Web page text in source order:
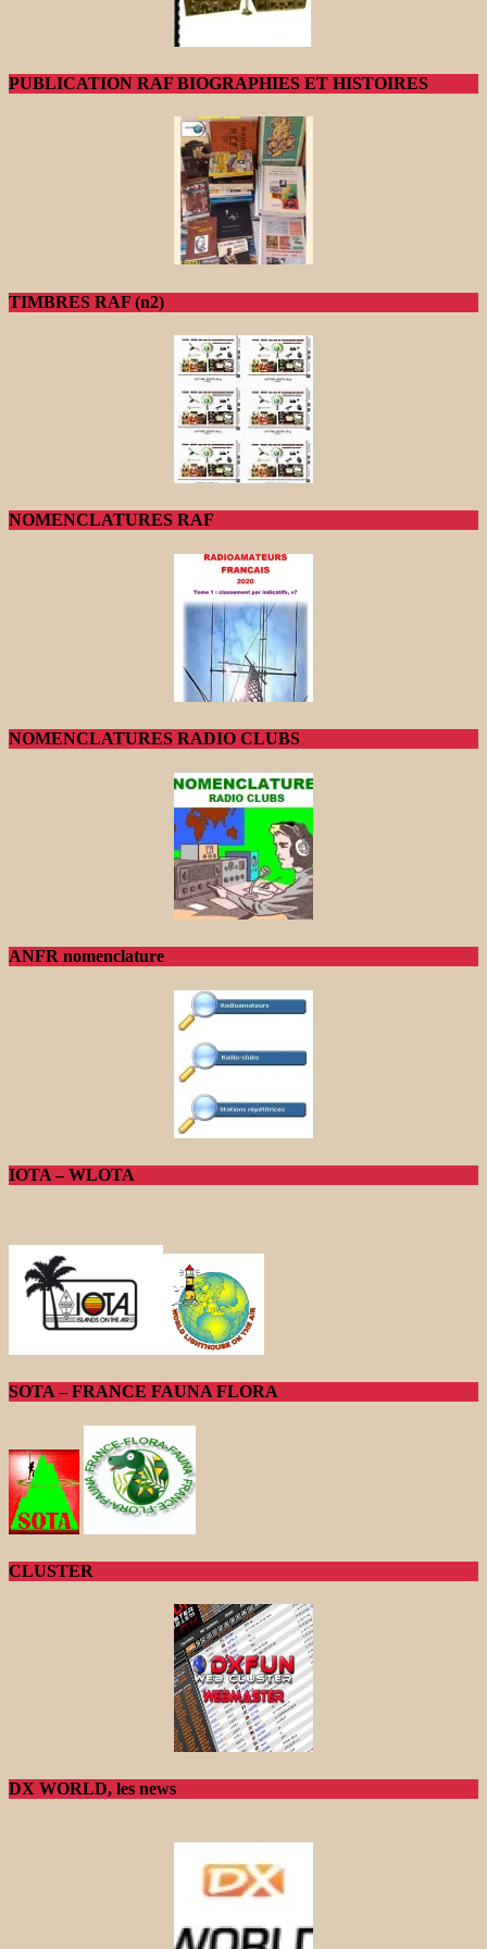
PUBLICATION RAF BIOGRAPHIES ET HISTOIRES
TIMBRES RAF (n2)
NOMENCLATURES RAF
NOMENCLATURES RADIO CLUBS
ANFR nomenclature
IOTA – WLOTA
SOTA – FRANCE FAUNA FLORA
CLUSTER
DX WORLD, les news